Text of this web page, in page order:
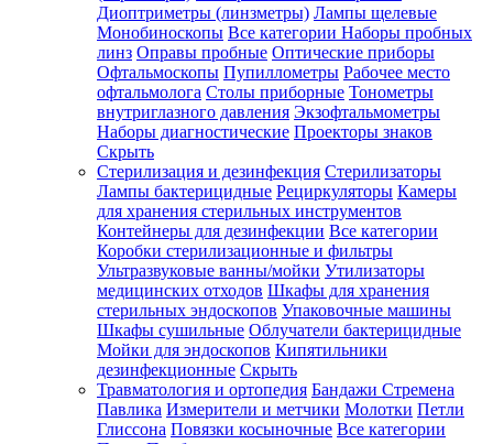
Диоптриметры (линзметры) Лампы щелевые
Монобиноскопы Все категории Наборы пробных
линз Оправы пробные Оптические приборы
Офтальмоскопы Пупиллометры Рабочее место
офтальмолога Столы приборные Тонометры
внутриглазного давления Экзофтальмометры
Наборы диагностические Проекторы знаков
Скрыть
Стерилизация и дезинфекция Стерилизаторы
Лампы бактерицидные Рециркуляторы Камеры
для хранения стерильных инструментов
Контейнеры для дезинфекции Все категории
Коробки стерилизационные и фильтры
Ультразвуковые ванны/мойки Утилизаторы
медицинских отходов Шкафы для хранения
стерильных эндоскопов Упаковочные машины
Шкафы сушильные Облучатели бактерицидные
Мойки для эндоскопов Кипятильники
дезинфекционные Скрыть
Травматология и ортопедия Бандажи Стремена
Павлика Измерители и метчики Молотки Петли
Глиссона Повязки косыночные Все категории